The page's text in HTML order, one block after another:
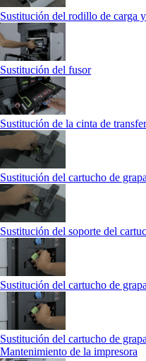
Sustitución del rodillo de carga
Sustitución del fusor
Sustitución de la cinta de
Sustitución del cartucho de
Sustitución del soporte del
Sustitución del cartucho de
Sustitución del cartucho de
Mantenimiento de la impresora